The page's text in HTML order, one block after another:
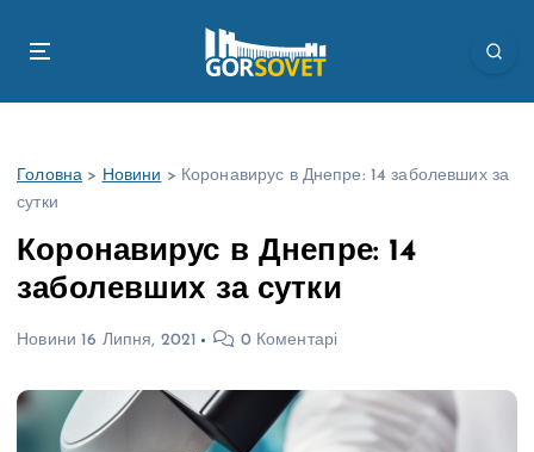
Головна > Новини > Коронавирус в Днепре: 14 заболевших за
сутки
Коронавирус в Днепре: 14
заболевших за сутки
Новини 16 Липня, 2021 0 Коментарі